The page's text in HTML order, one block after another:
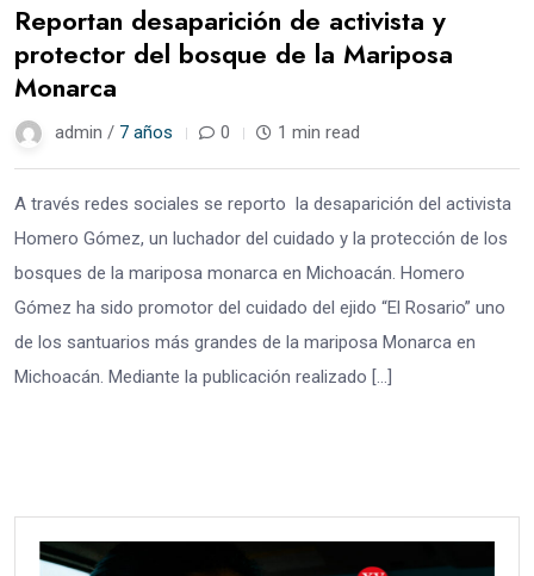
Reportan desaparición de activista y
protector del bosque de la Mariposa
Monarca
admin / 7 años 0 1 min read
A través redes sociales se reporto la desaparición del activista
Homero Gómez, un luchador del cuidado y la protección de los
bosques de la mariposa monarca en Michoacán. Homero
Gómez ha sido promotor del cuidado del ejido “El Rosario” uno
de los santuarios más grandes de la mariposa Monarca en
Michoacán. Mediante la publicación realizado […]